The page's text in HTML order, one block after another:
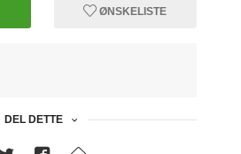
ØNSKELISTE
DEL DETTE